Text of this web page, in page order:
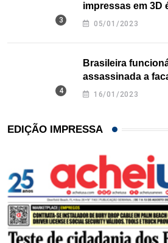
impressas em 3D
Texas
05/01/2023
Brasileira
assassinada a
16/01/2023
EDIÇÃO IMPRESSA